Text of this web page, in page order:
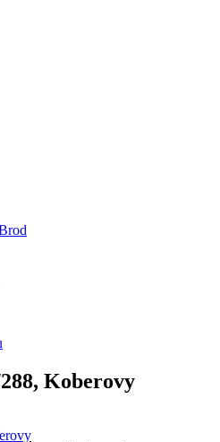
Koberovy